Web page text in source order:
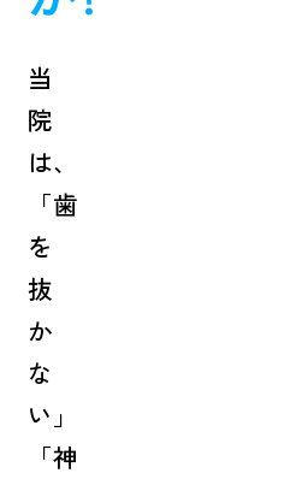
当
院
は、
「歯
を
抜
か
な
い」
「神